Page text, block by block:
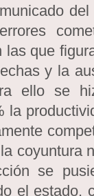
que
y la
ello se
la
coyuntura
se
el estado,